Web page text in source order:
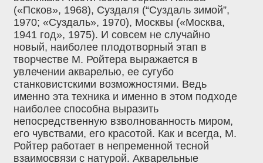
(«Псков», 1968), Суздаля (“Суздаль зимой”,
1970; «Суздаль», 1970), Москвы («Москва,
1941 год», 1975). И совсем не случайно
новый, наиболее плодотворный этап в
творчестве М. Ройтера выражается в
увлечении акварелью, ее сугубо
станковистскими возможностями. Ведь
именно эта техника и именно в этом подходе
наиболее способна выразить
непосредственную взволнованность миром,
его чувствами, его красотой. Как и всегда, М.
Ройтер работает в непременной тесной
взаимосвязи с натурой. Акварельные